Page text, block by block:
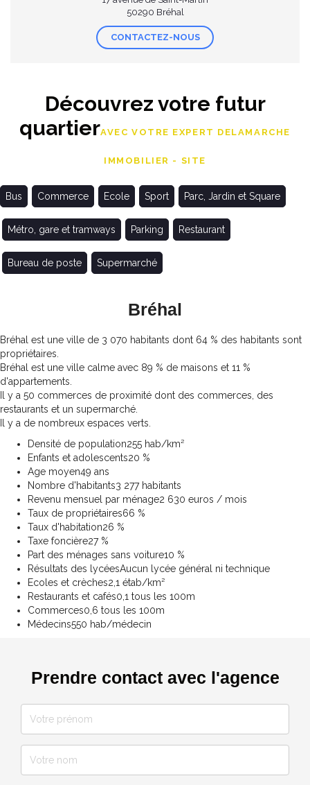
50290 Bréhal
CONTACTEZ-NOUS
Découvrez votre futur
quartierAVEC VOTRE EXPERT DELAMARCHE
IMMOBILIER - SITE
Bus Commerce Ecole Sport Parc, Jardin et Square
Métro, gare et tramways Parking Restaurant
Bureau de poste Supermarché
Bréhal
Bréhal est une ville de 3 070 habitants dont 64 % des habitants sont
propriétaires.
Bréhal est une ville calme avec 89 % de maisons et 11 %
d'appartements.
Il y a 50 commerces de proximité dont des commerces, des
restaurants et un supermarché.
Il y a de nombreux espaces verts.
Densité de population255 hab/km²
Enfants et adolescents20 %
Age moyen49 ans
Nombre d'habitants3 277 habitants
Revenu mensuel par ménage2 630 euros / mois
Taux de propriétaires66 %
Taux d'habitation26 %
Taxe foncière27 %
Part des ménages sans voiture10 %
Résultats des lycéesAucun lycée général ni technique
Ecoles et crèches2,1 étab/km²
Restaurants et cafés0,1 tous les 100m
Commerces0,6 tous les 100m
Médecins550 hab/médecin
Prendre contact avec l'agence